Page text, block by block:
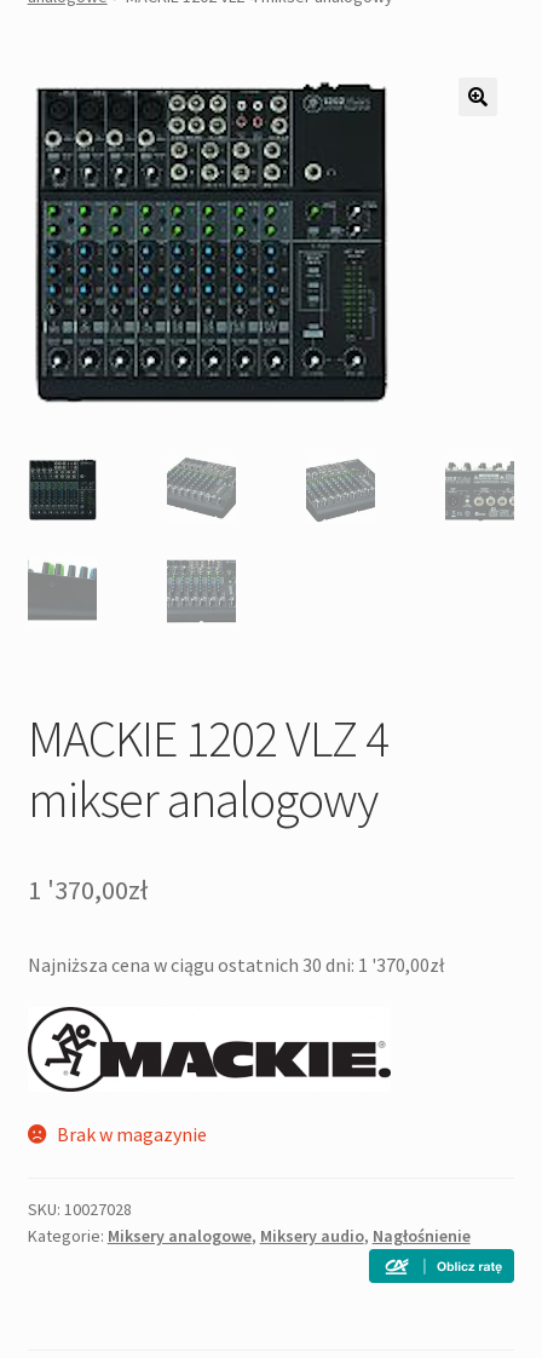
Pozostałe
MACKIE 1202 VLZ 4
mikser analogowy
1 '370,00zł
Najniższa cena w ciągu ostatnich 30 dni: 1 '370,00zł
Brak w magazynie
SKU: 10027028
Kategorie: Miksery analogowe, Miksery audio, Nagłośnienie